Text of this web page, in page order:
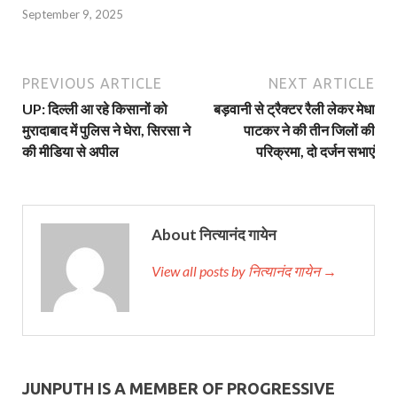
September 9, 2025
PREVIOUS ARTICLE
UP: दिल्ली आ रहे किसानों को
मुरादाबाद में पुलिस ने घेरा, सिरसा ने
की मीडिया से अपील
NEXT ARTICLE
बड़वानी से ट्रैक्टर रैली लेकर मेधा
पाटकर ने की तीन जिलों की
परिक्रमा, दो दर्जन सभाएं
About नित्यानंद गायेन
View all posts by नित्यानंद गायेन →
JUNPUTH IS A MEMBER OF PROGRESSIVE